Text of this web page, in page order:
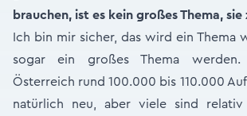
brauchen, ist es kein großes Thema, sie
Ich bin mir sicher, das wird ein Thema
sogar ein großes Thema
Österreich rund 100.000 bis 110.000
natürlich neu, aber viele sind